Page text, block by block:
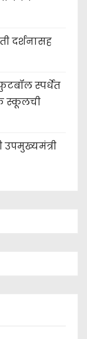
दर्शनासह
स्पर्धेत
स्कूलची
उपमुख्यमंत्री